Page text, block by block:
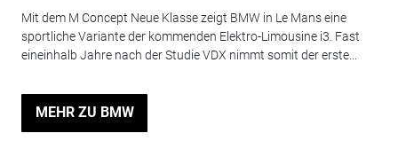
Mit dem M Concept Neue Klasse zeigt BMW in Le Mans eine
sportliche Variante der kommenden Elektro-Limousine i3. Fast
eineinhalb Jahre nach der Studie VDX nimmt somit der erste...
MEHR ZU BMW